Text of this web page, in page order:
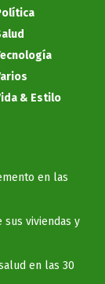
& Estilo
en las
viviendas y
en las 30